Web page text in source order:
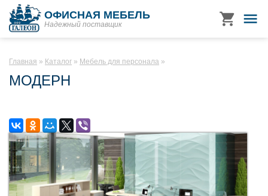
ОФИСНАЯ МЕБЕЛЬ
Надежный поставщик
Главная Каталог Мебель для персонала
МОДЕРН